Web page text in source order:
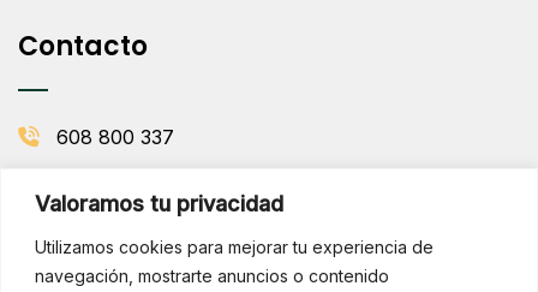
Valoramos tu privacidad
Utilizamos cookies para mejorar tu experiencia de
navegación, mostrarte anuncios o contenido
Contacto
608 800 337
Picanya, Valencia